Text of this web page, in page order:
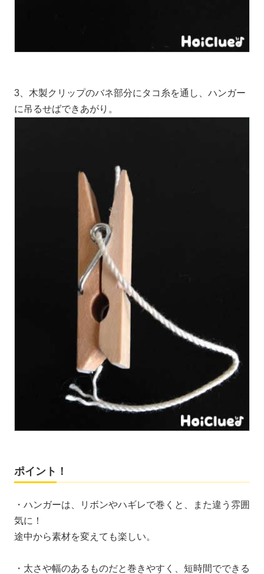
3、木製クリップのバネ部分にタコ糸を通し、ハンガー
に吊るせばできあがり。
ポイント！
・ハンガーは、リボンやハギレで巻くと、また違う雰囲
気に！
途中から素材を変えても楽しい。
・太さや幅のあるものだと巻きやすく、短時間でできる